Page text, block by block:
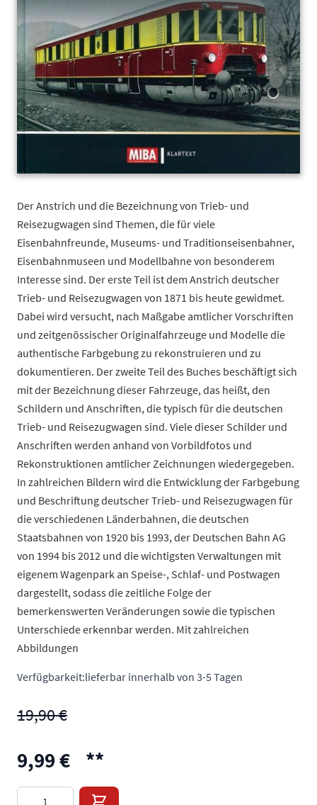
Der Anstrich und die Bezeichnung von Trieb- und
Reisezugwagen sind Themen, die für viele
Eisenbahnfreunde, Museums- und Traditionseisenbahner,
Eisenbahnmuseen und Modellbahne von besonderem
Interesse sind. Der erste Teil ist dem Anstrich deutscher
Trieb- und Reisezugwagen von 1871 bis heute gewidmet.
Dabei wird versucht, nach Maßgabe amtlicher Vorschriften
und zeitgenössischer Originalfahrzeuge und Modelle die
authentische Farbgebung zu rekonstruieren und zu
dokumentieren. Der zweite Teil des Buches beschäftigt sich
mit der Bezeichnung dieser Fahrzeuge, das heißt, den
Schildern und Anschriften, die typisch für die deutschen
Trieb- und Reisezugwagen sind. Viele dieser Schilder und
Anschriften werden anhand von Vorbildfotos und
Rekonstruktionen amtlicher Zeichnungen wiedergegeben.
In zahlreichen Bildern wird die Entwicklung der Farbgebung
und Beschriftung deutscher Trieb- und Reisezugwagen für
die verschiedenen Länderbahnen, die deutschen
Staatsbahnen von 1920 bis 1993, der Deutschen Bahn AG
von 1994 bis 2012 und die wichtigsten Verwaltungen mit
eigenem Wagenpark an Speise-, Schlaf- und Postwagen
dargestellt, sodass die zeitliche Folge der
bemerkenswerten Veränderungen sowie die typischen
Unterschiede erkennbar werden. Mit zahlreichen
Abbildungen
Verfügbarkeit:lieferbar innerhalb von 3-5 Tagen
19,90 €
9,99 € **